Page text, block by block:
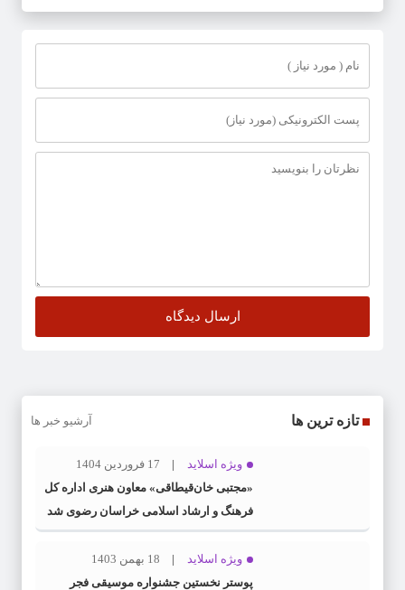
تازه ترین ها آرشیو خبر ها
ویژه اسلاید
17 فروردین 1404
«مجتبی خان‌قیطاقی» معاون هنری اداره کل
فرهنگ و ارشاد اسلامی خراسان رضوی شد
ویژه اسلاید
18 بهمن 1403
پوستر نخستین جشنواره موسیقی فجر